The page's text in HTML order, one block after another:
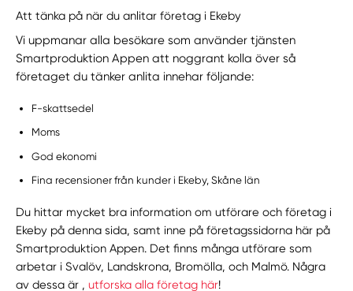
Att tänka på när du anlitar företag i Ekeby
Vi uppmanar alla besökare som använder tjänsten
Smartproduktion Appen att noggrant kolla över så
företaget du tänker anlita innehar följande:
F-skattsedel
Moms
God ekonomi
Fina recensioner från kunder i Ekeby, Skåne län
Du hittar mycket bra information om utförare och företag i
Ekeby på denna sida, samt inne på företagssidorna här på
Smartproduktion Appen. Det finns många utförare som
arbetar i Svalöv, Landskrona, Bromölla, och Malmö. Några
av dessa är ,utforska alla företag här!